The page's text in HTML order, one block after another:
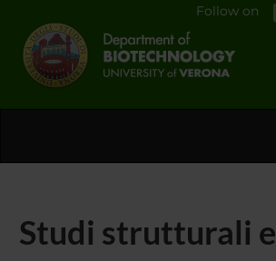
Follow on
Studi strutturali e